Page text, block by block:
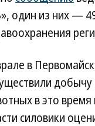
один из них —
в
добычу
в это
силовики